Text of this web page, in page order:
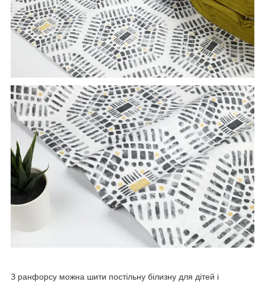
З ранфорсу можна шити постільну білизну для дітей і